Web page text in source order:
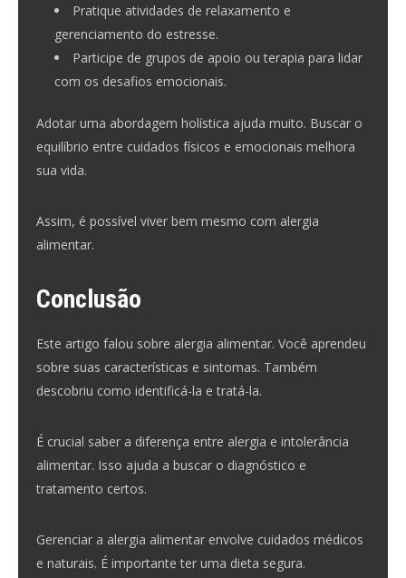
Pratique atividades de relaxamento e
gerenciamento do estresse.
Participe de grupos de apoio ou terapia para lidar
com os desafios emocionais.
Adotar uma abordagem holística ajuda muito. Buscar o
equilíbrio entre cuidados físicos e emocionais melhora
sua vida.
Assim, é possível viver bem mesmo com alergia
alimentar.
Conclusão
Este artigo falou sobre alergia alimentar. Você aprendeu
sobre suas características e sintomas. Também
descobriu como identificá-la e tratá-la.
É crucial saber a diferença entre alergia e intolerância
alimentar. Isso ajuda a buscar o diagnóstico e
tratamento certos.
Gerenciar a alergia alimentar envolve cuidados médicos
e naturais. É importante ter uma dieta segura.